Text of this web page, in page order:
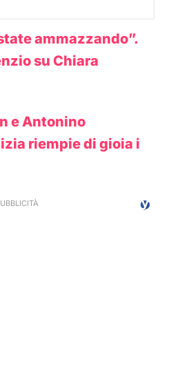
ammazzando”.
su Chiara
e Antonino
riempie di gioia i